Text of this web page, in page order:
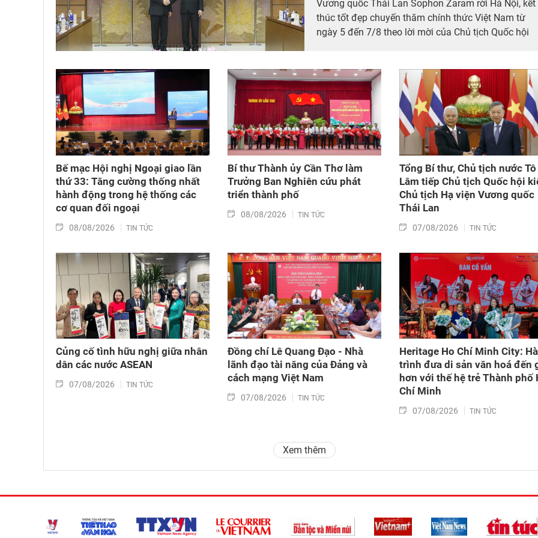
Vương quốc Thái Lan Sophon Zaram rời Hà Nội, kết
thúc tốt đẹp chuyến thăm chính thức Việt Nam từ
ngày 5 đến 7/8 theo lời mời của Chủ tịch Quốc hội
Bế mạc Hội nghị Ngoại giao lần
thứ 33: Tăng cường thống nhất
hành động trong hệ thống các
cơ quan đối ngoại
08/08/2026 TIN TỨC
Bí thư Thành ủy Cần Thơ làm
Trưởng Ban Nghiên cứu phát
triển thành phố
08/08/2026 TIN TỨC
Tổng Bí thư, Chủ tịch nước Tô
Lâm tiếp Chủ tịch Quốc hội
Chủ tịch Hạ viện Vương quốc
Thái Lan
07/08/2026 TIN TỨC
Củng cố tình hữu nghị giữa nhân
dân các nước ASEAN
07/08/2026 TIN TỨC
Đồng chí Lê Quang Đạo - Nhà
lãnh đạo tài năng của Đảng và
cách mạng Việt Nam​
07/08/2026 TIN TỨC
Heritage Ho Chí Minh City:
trình đưa di sản văn hoá đến
hơn với thế hệ trẻ Thành phố
Chí Minh
07/08/2026 TIN TỨC
Xem thêm